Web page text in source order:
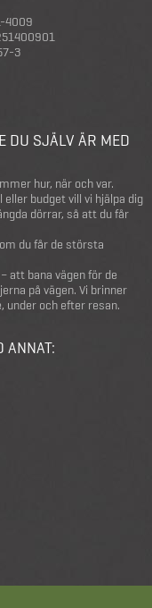
4009
3
DU SJÄLV ÄR MED
hur, när och var.
budget vill vi hjälpa dig
dörrar, så att du får
du får de största
att bana vägen för de
på vägen. Vi brinner
under och efter resan.
ANNAT: